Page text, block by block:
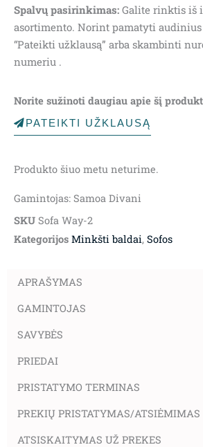
Spalvų pasirinkimas: Galite rinktis iš
asortimento. Norint pamatyti audinius
“Pateikti užklausą” arba skambinti
numeriu .
Norite sužinoti daugiau apie šį
PATEIKTI UŽKLAUSĄ
Produkto šiuo metu neturime.
Gamintojas: Samoa Divani
SKU Sofa Way-2
Kategorijos Minkšti baldai, Sofos
APRAŠYMAS
GAMINTOJAS
SAVYBĖS
PRIEDAI
PRISTATYMO TERMINAS
PREKIŲ PRISTATYMAS/ATSIĖMIMAS
ATSISKAITYMAS UŽ PREKES